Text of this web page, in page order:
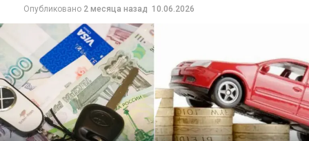
Опубликовано 2 месяца назад 10.06.2026